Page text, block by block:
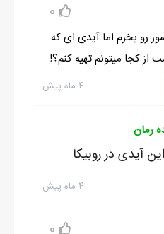
0
رو بخرم اما آیدی ای که
از کجا میتونم تهیه کنم؟!
۴ ماه پیش
رمان
۴ ماه پیش